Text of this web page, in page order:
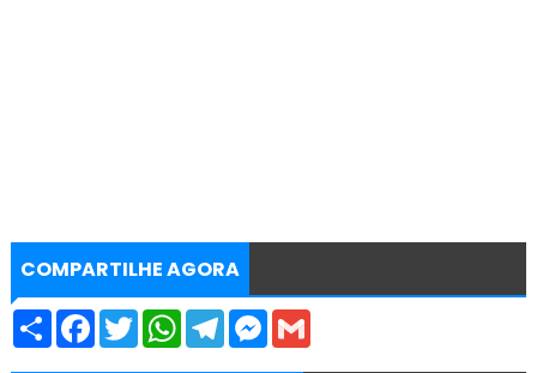
COMPARTILHE AGORA
S
F
T
w
W
T
M
G